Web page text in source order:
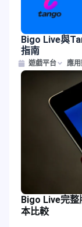
Bigo Live與
指南
遊戲平台 應
Bigo Live完
本比較